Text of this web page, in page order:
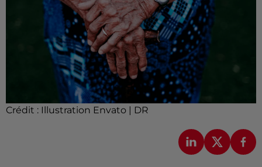
Crédit : Illustration Envato | DR